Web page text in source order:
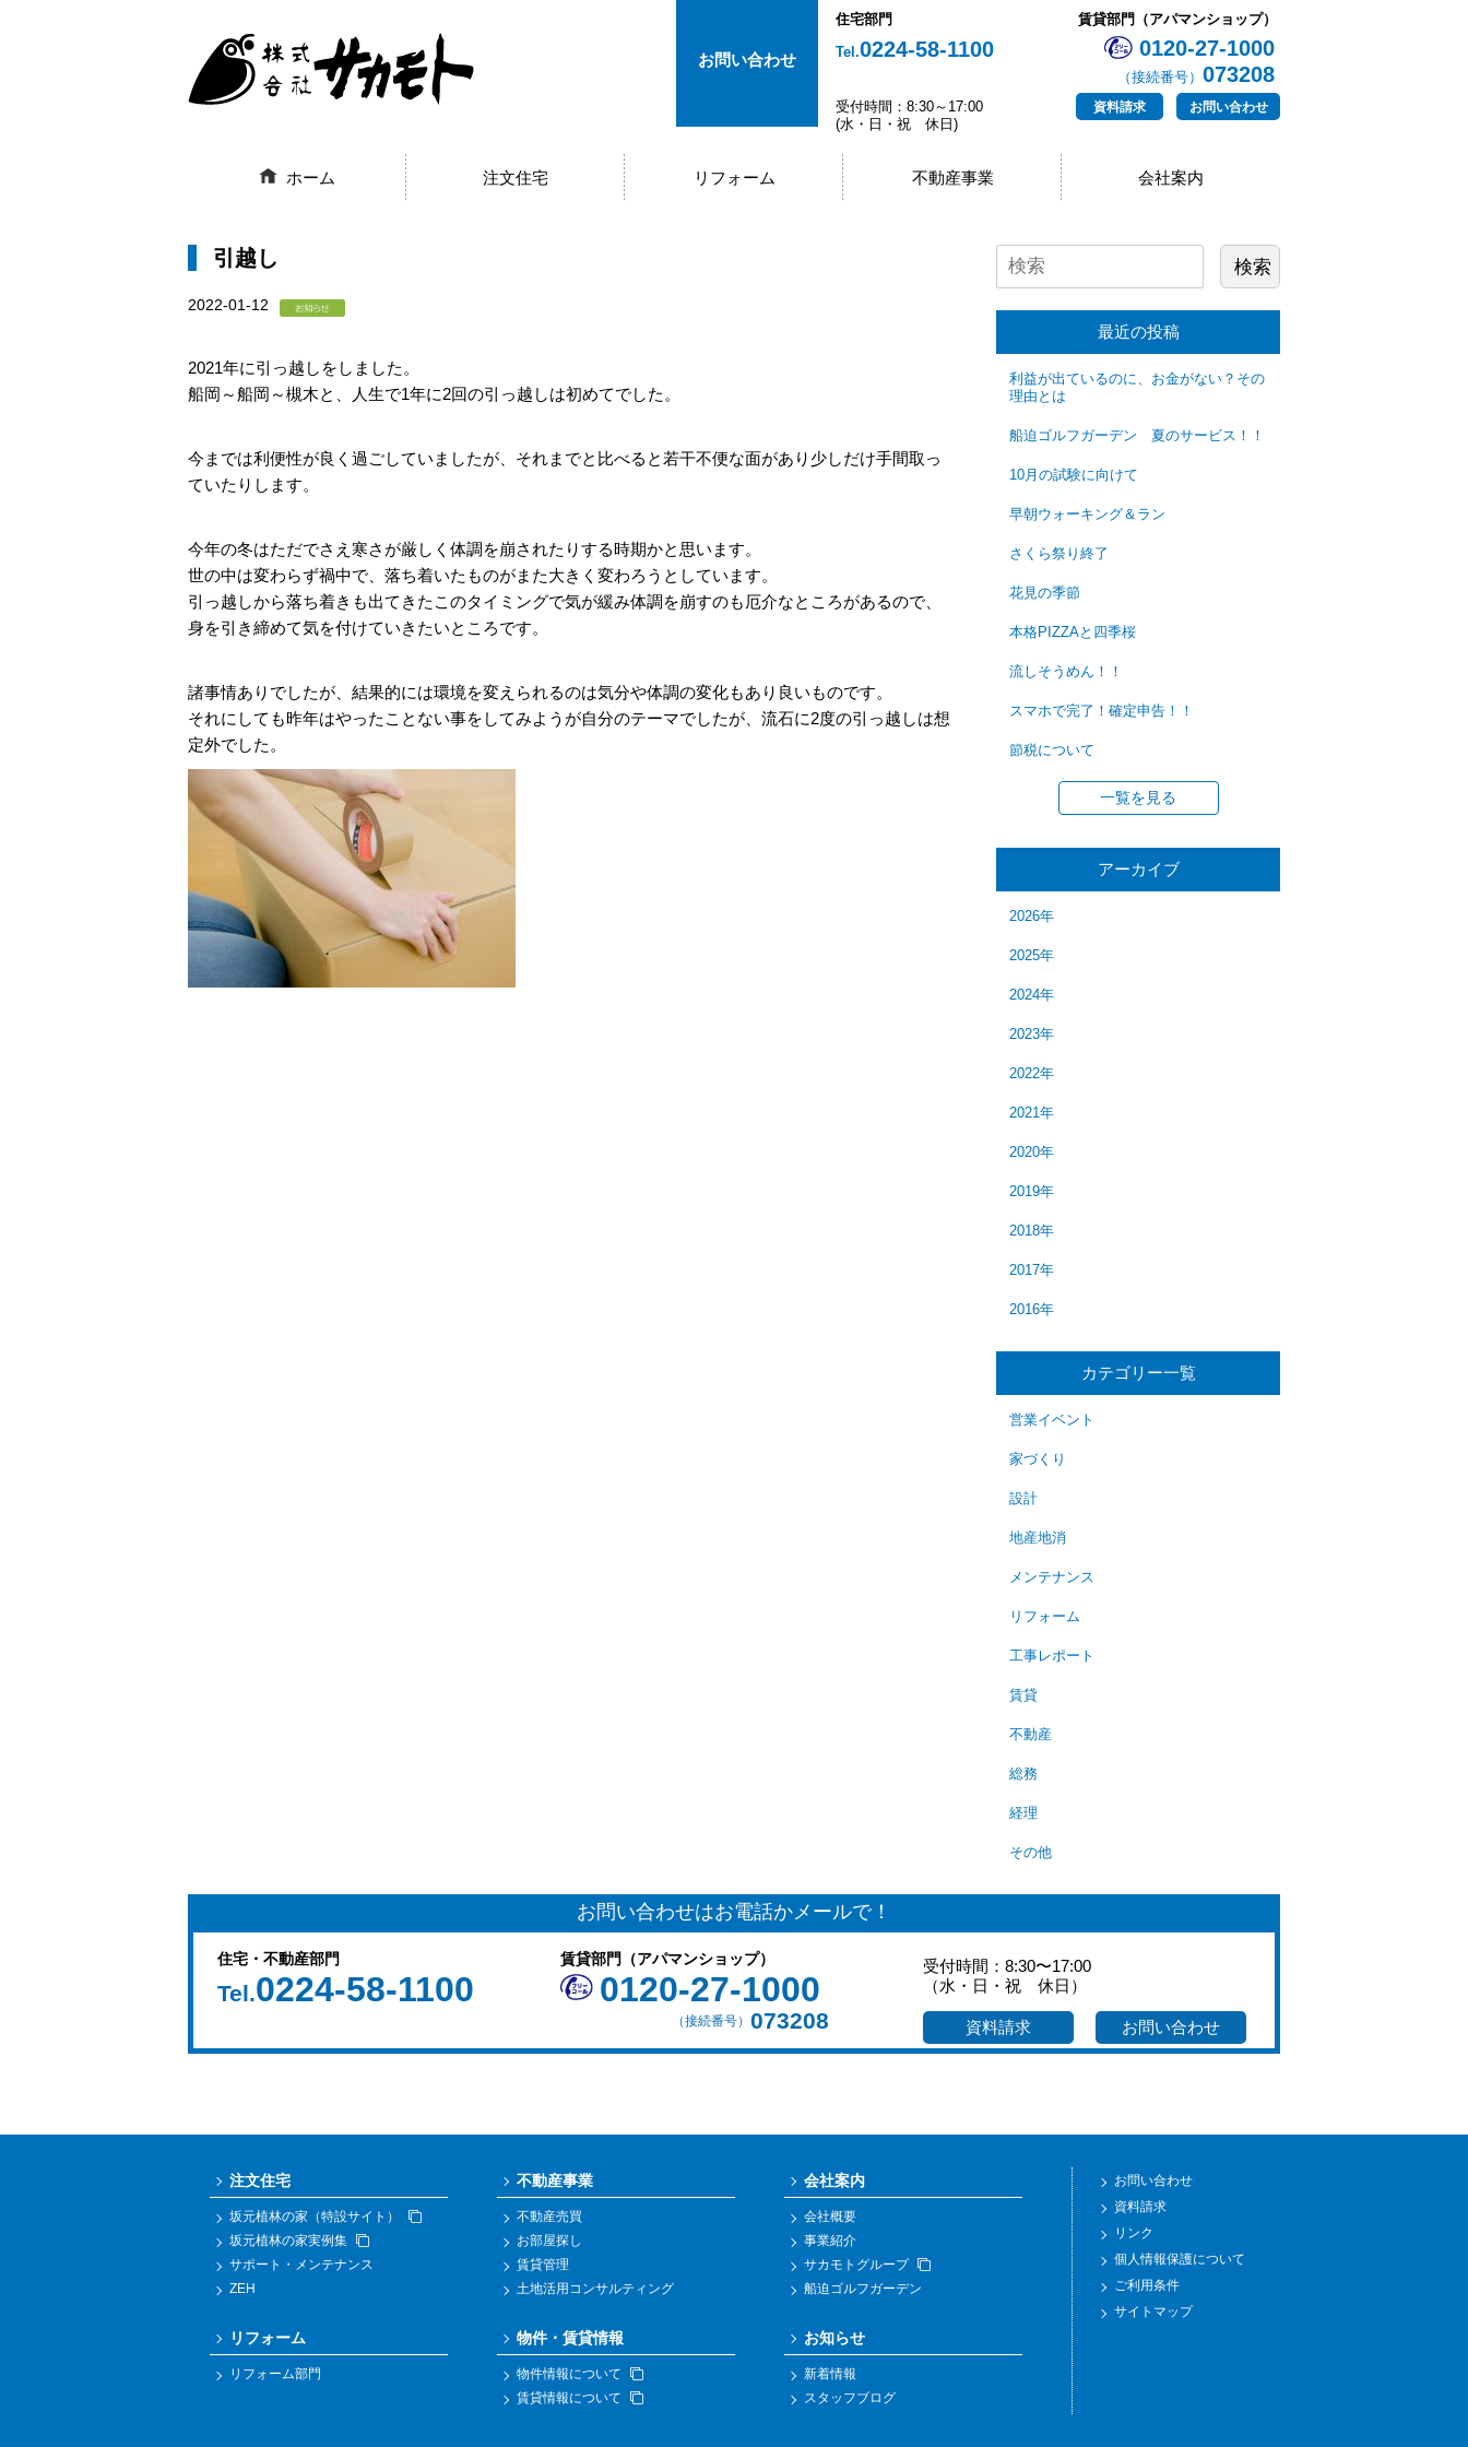
お問い合わせ
住宅部門
Tel.0224-58-1100
賃貸部門（アパマンショップ）
0120-27-1000
（接続番号） 073208
受付時間：8:30～17:00
(水・日・祝 休日)
資料請求 お問い合わせ
ホーム 注文住宅 リフォーム 不動産事業 会社案内
引越し
2022-01-12
2021年に引っ越しをしました。
船岡～船岡～槻木と、人生で1年に2回の引っ越しは初めてでした。
今までは利便性が良く過ごしていましたが、それまでと比べると若干不便な面があり少しだけ手間取っ
ていたりします。
今年の冬はただでさえ寒さが厳しく体調を崩されたりする時期かと思います。
世の中は変わらず禍中で、落ち着いたものがまた大きく変わろうとしています。
引っ越しから落ち着きも出てきたこのタイミングで気が緩み体調を崩すのも厄介なところがあるので、
身を引き締めて気を付けていきたいところです。
諸事情ありでしたが、結果的には環境を変えられるのは気分や体調の変化もあり良いものです。
それにしても昨年はやったことない事をしてみようが自分のテーマでしたが、流石に2度の引っ越しは想
定外でした。
最近の投稿
利益が出ているのに、お金がない？その
理由とは
船迫ゴルフガーデン 夏のサービス！！
10月の試験に向けて
早朝ウォーキング＆ラン
さくら祭り終了
花見の季節
本格PIZZAと四季桜
流しそうめん！！
スマホで完了！確定申告！！
節税について
一覧を見る
アーカイブ
2026年
2025年
2024年
2023年
2022年
2021年
2020年
2019年
2018年
2017年
2016年
カテゴリー一覧
営業イベント
家づくり
設計
地産地消
メンテナンス
リフォーム
工事レポート
賃貸
不動産
総務
経理
その他
お問い合わせはお電話かメールで！
住宅・不動産部門
Tel.0224-58-1100
賃貸部門（アパマンショップ）
0120-27-1000
（接続番号） 073208
受付時間：8:30〜17:00
（水・日・祝 休日）
資料請求 お問い合わせ
注文住宅
坂元植林の家（特設サイト）
坂元植林の家実例集
サポート・メンテナンス
ZEH
リフォーム
リフォーム部門
不動産事業
不動産売買
お部屋探し
賃貸管理
土地活用コンサルティング
物件・賃貸情報
物件情報について
賃貸情報について
会社案内
会社概要
事業紹介
サカモトグループ
船迫ゴルフガーデン
お知らせ
新着情報
スタッフブログ
お問い合わせ
資料請求
リンク
個人情報保護について
ご利用条件
サイトマップ